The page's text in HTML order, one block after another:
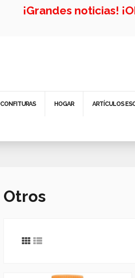
¡Grandes noticias!
CONFITURAS HOGAR ARTÍCULOS
Otros